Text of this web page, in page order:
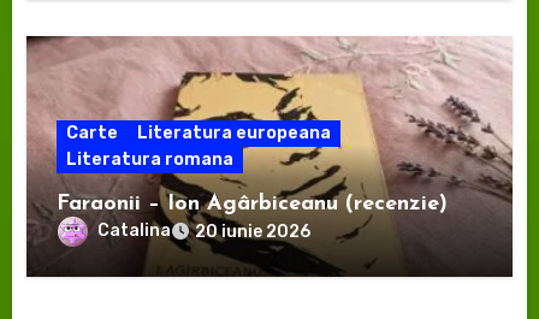
Carte
Literatura europeana
Literatura romana
Faraonii – Ion Agârbiceanu (recenzie)
Catalina 20 iunie 2026